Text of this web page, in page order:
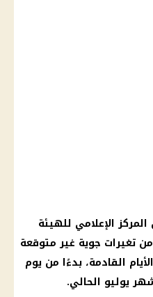
الإعلامي للهيئة
من تغيرات جوية غير متوقعة
القادمة، بدءًا من يوم
يوليو الحالي.